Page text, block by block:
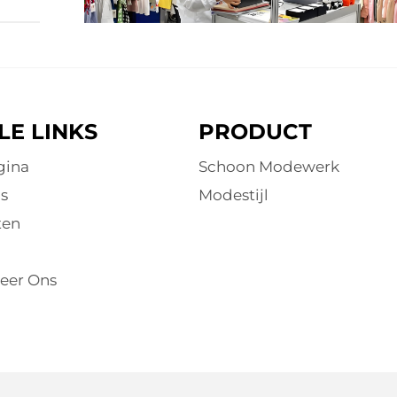
LINKS
Ons
PRODUCT
Schoon Modewerk
Modestijl